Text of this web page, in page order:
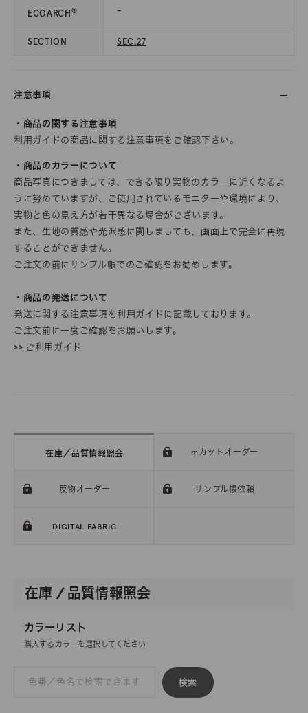
ECOARCH® -
SECTION SEC.27
注意事項
・商品の関する注意事項
利用ガイドの商品に関する注意事項をご確認下さい。
・商品のカラーについて
商品写真につきましては、できる限り実物のカラーに近くなるよ
うに努めていますが、ご使用されているモニターや環境により、
実物と色の見え方が若干異なる場合がございます。
また、生地の質感や光沢感に関しましても、画面上で完全に再現
することができません。
ご注文の前にサンプル帳でのご確認をお勧めします。
・商品の発送について
発送に関する注意事項を利用ガイドに記載しております。
ご注文前に一度ご確認をお願いします。
>> ご利用ガイド
在庫／品質情報照会
在庫 / 品質情報照会
カラーリスト
購入するカラーを選択してください
検索
mカットオーダー
反物オーダー サンプル帳依頼
DIGITAL FABRIC